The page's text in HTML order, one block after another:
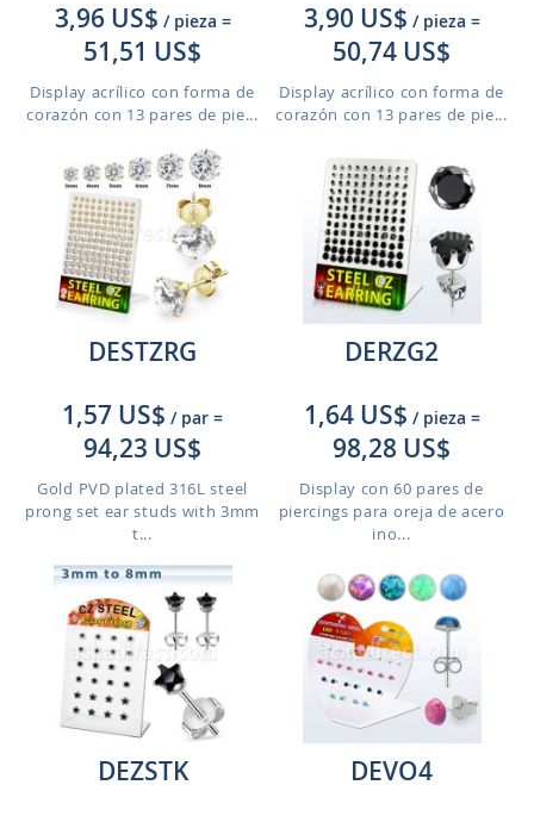
3,96 US$ / pieza =
51,51 US$
Display acrílico con forma de
corazón con 13 pares de pie...
3,90 US$ / pieza =
50,74 US$
Display acrílico con forma de
corazón con 13 pares de pie...
DESTZRG
1,57 US$ / par =
94,23 US$
Gold PVD plated 316L steel
prong set ear studs with 3mm
t...
DERZG2
1,64 US$ / pieza =
98,28 US$
Display con 60 pares de
piercings para oreja de acero
ino...
DEZSTK
DEVO4